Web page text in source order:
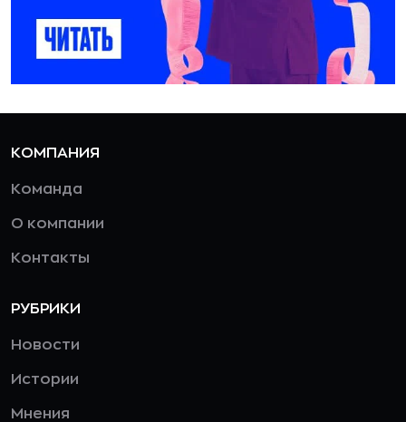
КОМПАНИЯ
Команда
О компании
Контакты
РУБРИКИ
Новости
Истории
Мнения